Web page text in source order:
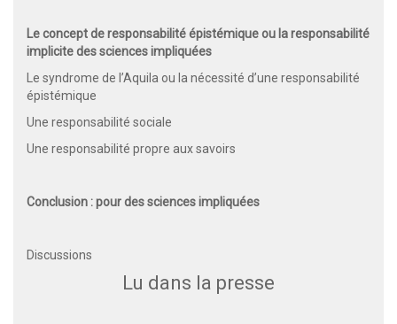
Le concept de responsabilité épistémique ou la responsabilité
implicite des sciences impliquées
Le syndrome de l’Aquila ou la nécessité d’une responsabilité
épistémique
Une responsabilité sociale
Une responsabilité propre aux savoirs
Conclusion : pour des sciences impliquées
Discussions
Lu dans la presse